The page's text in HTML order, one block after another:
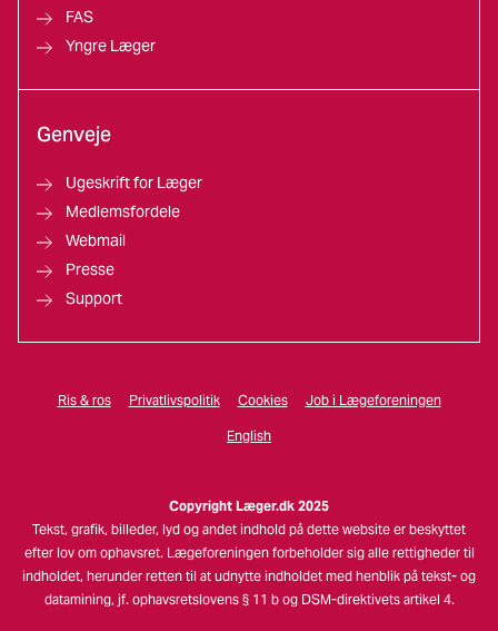
FAS
Yngre Læger
Genveje
Ugeskrift for Læger
Medlemsfordele
Webmail
Presse
Support
Ris & ros Privatlivspolitik Cookies Job i Lægeforeningen
English
Copyright Læger.dk 2025
Tekst, grafik, billeder, lyd og andet indhold på dette website er beskyttet
efter lov om ophavsret. Lægeforeningen forbeholder sig alle rettigheder til
indholdet, herunder retten til at udnytte indholdet med henblik på tekst- og
datamining, jf. ophavsretslovens § 11 b og DSM-direktivets artikel 4.